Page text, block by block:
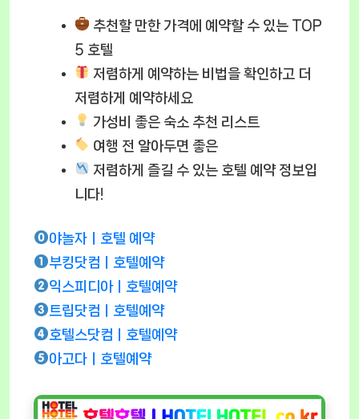
추천할 만한 가격에 예약할 수 있는 TOP
5 호텔
저렴하게 예약하는 비법을 확인하고 더
저렴하게 예약하세요
가성비 좋은 숙소 추천 리스트
여행 전 알아두면 좋은
저렴하게 즐길 수 있는 호텔 예약 정보입
니다!
야놀자ㅣ호텔 예약
부킹닷컴ㅣ호텔예약
익스피디아ㅣ호텔예약
트립닷컴ㅣ호텔예약
호텔스닷컴ㅣ호텔예약
아고다ㅣ호텔예약